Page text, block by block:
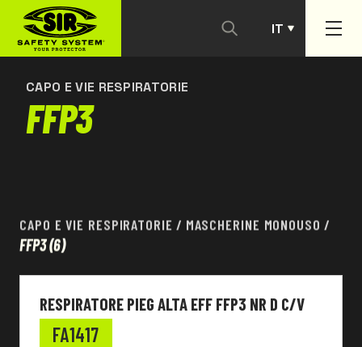
IT
PT
CAPO E VIE RESPIRATORIE
FFP3
CAPO E VIE RESPIRATORIE / MASCHERINE MONOUSO /
FFP3(6)
RESPIRATORE PIEG ALTA EFF FFP3 NR D C/V
FA1417
CONTATTACI